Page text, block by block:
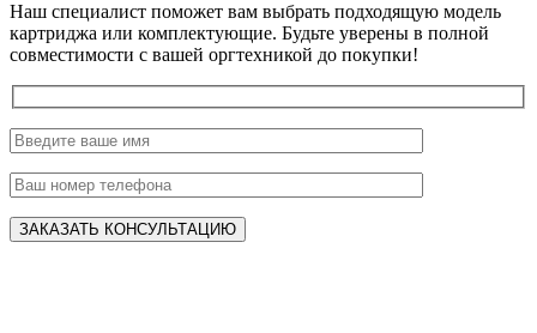
Наш специалист поможет вам выбрать подходящую модель
картриджа или комплектующие. Будьте уверены в полной
совместимости с вашей оргтехникой до покупки!